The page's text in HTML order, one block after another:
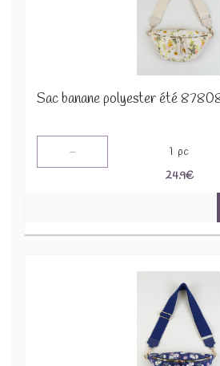
Sac banane polyester été
- 1 pc
24.9€